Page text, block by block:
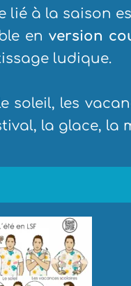
lié à la saison
enversion
ludique.
le soleil, les
la glace, la